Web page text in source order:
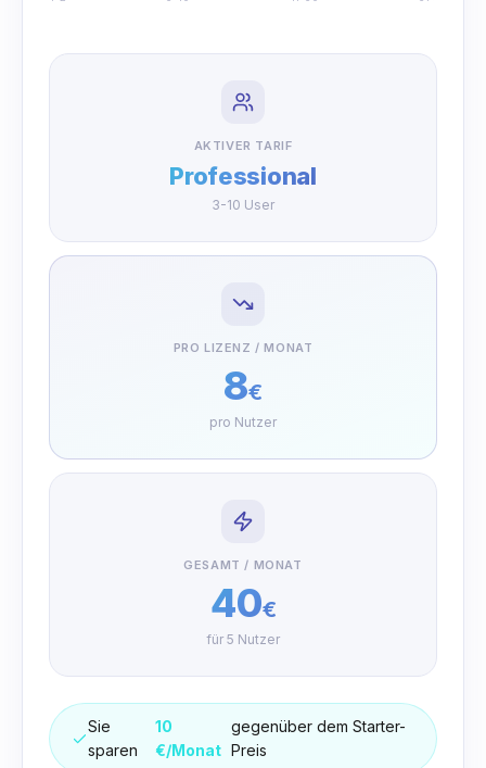
AKTIVER TARIF
Professional
3-10 User
PRO LIZENZ / MONAT
8€
pro Nutzer
GESAMT / MONAT
40€
für 5 Nutzer
Sie
sparen
10
€/Monat
gegenüber dem Starter-
Preis